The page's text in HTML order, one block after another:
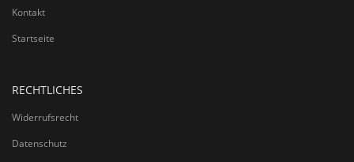
Kontakt
Startseite
RECHTLICHES
Widerrufsrecht
Datenschutz